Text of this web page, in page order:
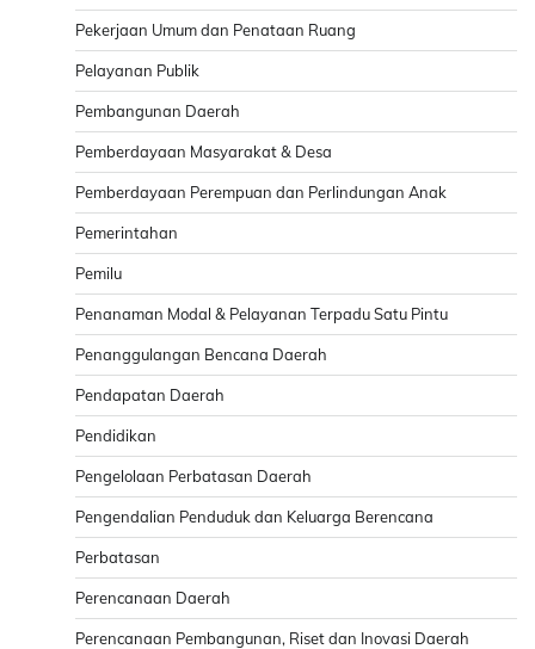
Pekerjaan Umum dan Penataan Ruang
Pelayanan Publik
Pembangunan Daerah
Pemberdayaan Masyarakat & Desa
Pemberdayaan Perempuan dan Perlindungan Anak
Pemerintahan
Pemilu
Penanaman Modal & Pelayanan Terpadu Satu Pintu
Penanggulangan Bencana Daerah
Pendapatan Daerah
Pendidikan
Pengelolaan Perbatasan Daerah
Pengendalian Penduduk dan Keluarga Berencana
Perbatasan
Perencanaan Daerah
Perencanaan Pembangunan, Riset dan Inovasi Daerah